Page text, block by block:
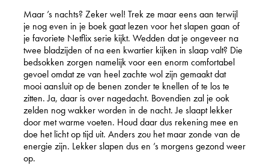
Maar ’s nachts? Zeker wel! Trek ze maar eens aan terwijl
je nog even in je boek gaat lezen voor het slapen gaan of
je favoriete Netflix serie kijkt. Wedden dat je ongeveer na
twee bladzijden of na een kwartier kijken in slaap valt? Die
bedsokken zorgen namelijk voor een enorm comfortabel
gevoel omdat ze van heel zachte wol zijn gemaakt dat
mooi aansluit op de benen zonder te knellen of te los te
zitten. Ja, daar is over nagedacht. Bovendien zal je ook
zelden nog wakker worden in de nacht. Je slaapt lekker
door met warme voeten. Houd daar dus rekening mee en
doe het licht op tijd uit. Anders zou het maar zonde van de
energie zijn. Lekker slapen dus en ’s morgens gezond weer
op.